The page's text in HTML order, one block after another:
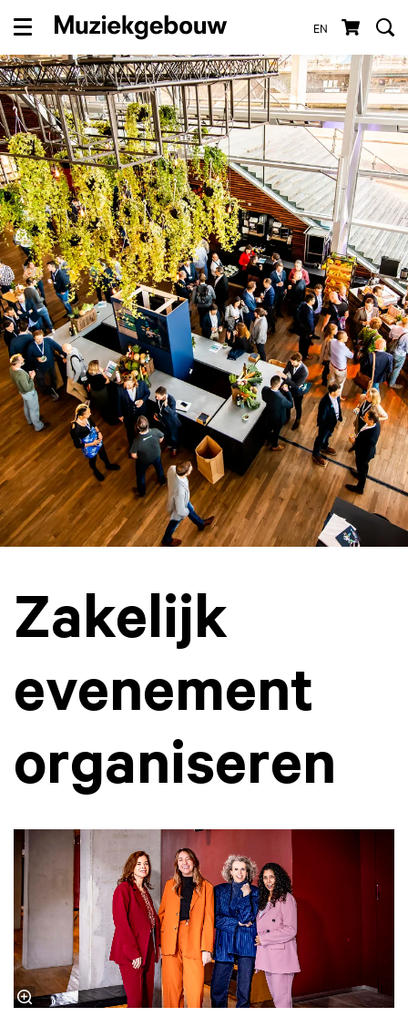
EN
Menu
Zakelijk
evenement
organiseren